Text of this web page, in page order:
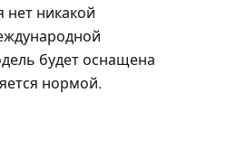
нет никакой
будет оснащена
нормой.